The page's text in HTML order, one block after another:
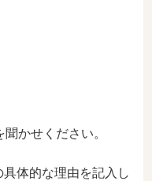
かせください。
体的な理由を記入し